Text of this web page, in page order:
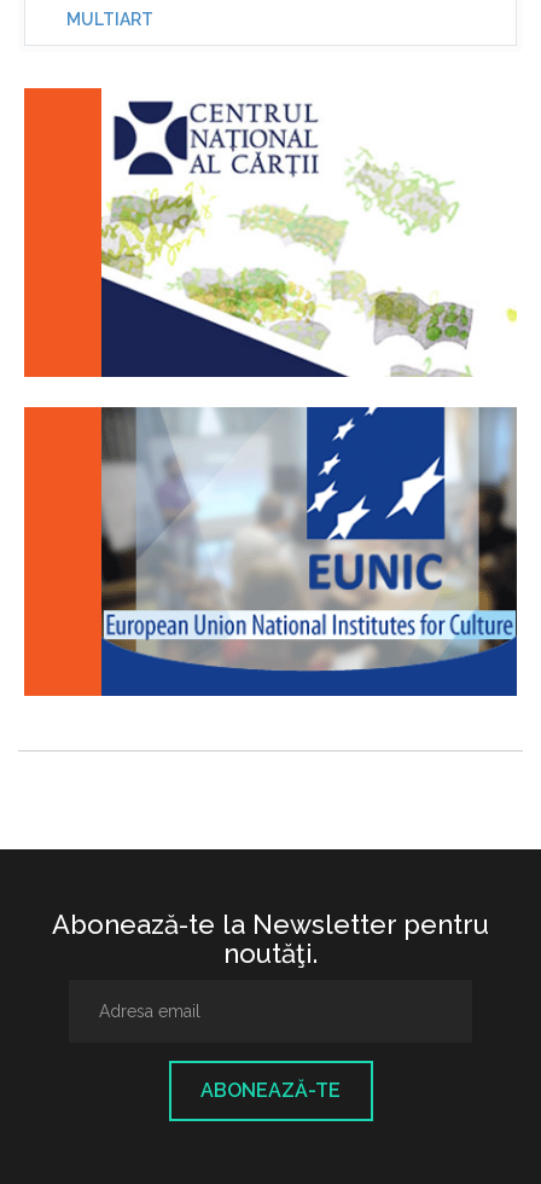
MULTIART
Abonează-te la Newsletter pentru
noutăţi.
ABONEAZĂ-TE